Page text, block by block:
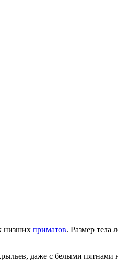
низших приматов. Размер тела
даже с белыми пятнами